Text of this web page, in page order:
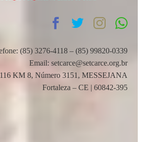
(85) 3276-4118 – (85) 99820-0339
Email: setcarce@setcarce.org.br
KM 8, Número 3151, MESSEJANA
Fortaleza – CE | 60842-395